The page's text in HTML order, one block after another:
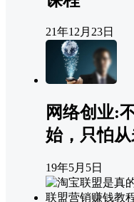
21年12月23日
网络创业:
始，只怕
19年5月5日